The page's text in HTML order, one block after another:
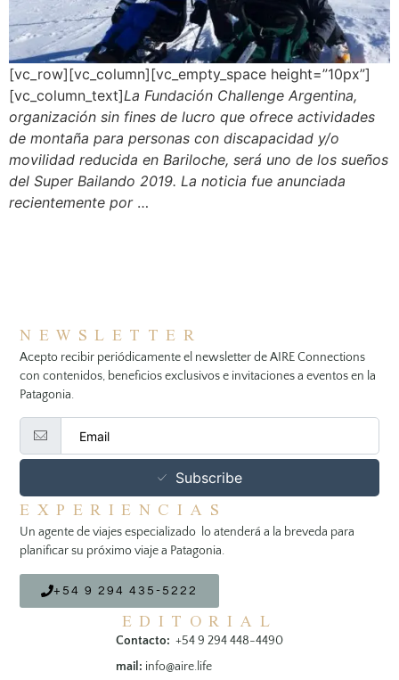
[vc_row][vc_column][vc_empty_space height=”10px”]
[vc_column_text]La Fundación Challenge Argentina,
organización sin fines de lucro que ofrece actividades
de montaña para personas con discapacidad y/o
movilidad reducida en Bariloche, será uno de los sueños
del Super Bailando 2019. La noticia fue anunciada
recientemente por …
NEWSLETTER
Acepto recibir periódicamente el newsletter de AIRE Connections
con contenidos, beneficios exclusivos e invitaciones a eventos en la
Patagonia.
Subscribe
EXPERIENCIAS
Un agente de viajes especializado lo atenderá a la breveda para
planificar su próximo viaje a Patagonia.
+54 9 294 435-5222
EDITORIAL
Contacto: +54 9 294 448-4490
mail: info@aire.life